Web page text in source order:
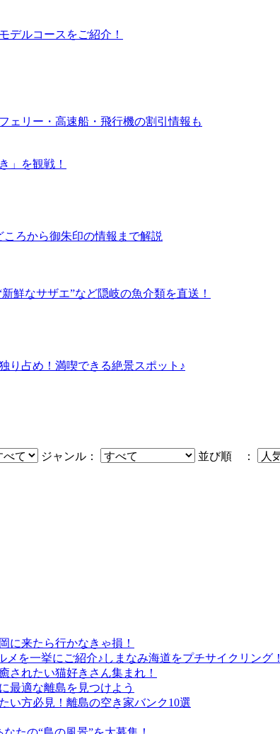
デルコースをご紹介！
ェリー・高速船・飛行機の割引情報も
」を観戦！
ろから御朱印の情報まで解説
鮮なサザエ”など隠岐の魚介類を直送！
り占め！満喫できる絶景スポット♪
ジャンル：
並び順 ：
に来たら行かなきゃ損！
を一挙にご紹介♪しまなみ海道をプチサイクリング！
されたい猫好きさん集まれ！
最適な離島を見つけよう
い方必見！離島の空き家バンク10選